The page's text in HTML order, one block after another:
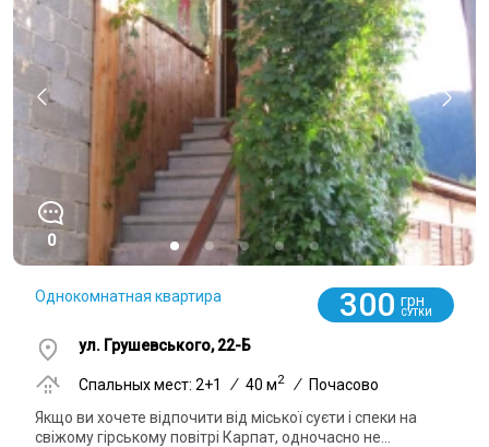
0
Однокомнатная квартира 300 грн
СУТКИ
ул. Грушевського, 22-Б
Спальных мест: 2+1 / 40 м2 / Почасово
Якщо ви хочете відпочити від міської суєти і спеки на
свіжому гірському повітрі Карпат, одночасно не...